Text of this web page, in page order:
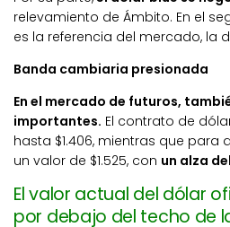
relevamiento de Ámbito. En el
es la referencia del mercado, la
Banda cambiaria presionada
En el mercado de futuros,
importantes. El contrato de
hasta $1.406, mientras que para
un valor de $1.525, con un alza
El valor actual del dólar
por debajo del techo de